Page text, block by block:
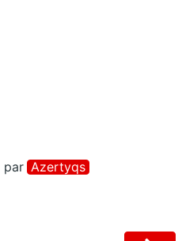
par Azertyqs